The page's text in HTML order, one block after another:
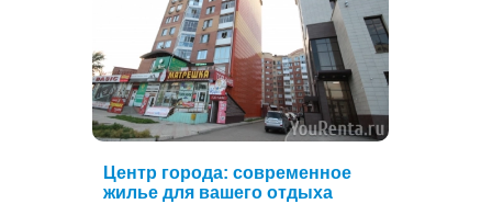
Центр города: современное
жилье для вашего отдыха